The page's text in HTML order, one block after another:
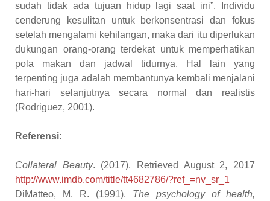
sudah tidak ada tujuan hidup lagi saat ini”. Individu
cenderung kesulitan untuk berkonsentrasi dan fokus
setelah mengalami kehilangan, maka dari itu diperlukan
dukungan orang-orang terdekat untuk memperhatikan
pola makan dan jadwal tidurnya. Hal lain yang
terpenting juga adalah membantunya kembali menjalani
hari-hari selanjutnya secara normal dan realistis
(Rodriguez, 2001).
Referensi:
Collateral Beauty. (2017). Retrieved August 2, 2017
http://www.imdb.com/title/tt4682786/?ref_=nv_sr_1
DiMatteo, M. R. (1991). The psychology of health,